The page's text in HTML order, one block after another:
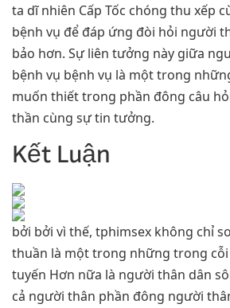
ta dĩ nhiên Cấp Tốc chóng thu xếp
bệnh vụ để đáp ứng đòi hỏi người
bảo hơn. Sự liên tưởng này giữa
bệnh vụ bệnh vụ là một trong
muốn thiết trong phần đông câu
thần cùng sự tin tưởng.
Kết Luận
bởi bởi vì thế, tphimsex không chỉ
thuần là một trong những trong
tuyến Hơn nữa là người thân dân
cả người thân phần đông người